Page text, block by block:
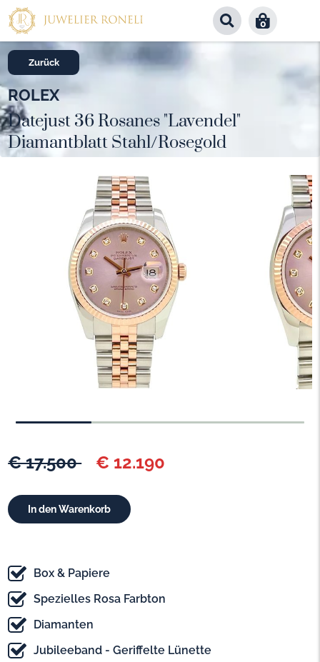
0
Zurück
€ 17.500 € 12.190
Box & Papiere
Spezielles Rosa Farbton
Diamanten
Jubileeband - Geriffelte Lünette
ROLEX
Datejust 36 Rosanes "Lavendel"
Diamantblatt Stahl/Rosegold